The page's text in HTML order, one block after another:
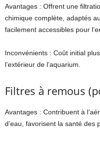
Avantages : Offrent une
chimique complète, adaptés
facilement accessibles pour
Inconvénients : Coût initial
l’extérieur de l’aquarium.
Filtres à remous
Avantages : Contribuent à
d’eau, favorisent la santé des